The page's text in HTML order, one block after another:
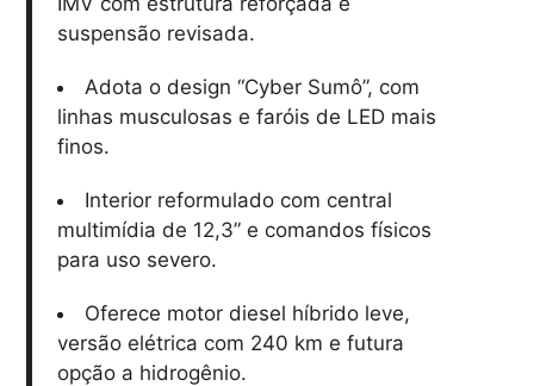
suspensão revisada.
Adota o design “Cyber Sumô”, com
linhas musculosas e faróis de LED mais
finos.
Interior reformulado com central
multimídia de 12,3” e comandos físicos
para uso severo.
Oferece motor diesel híbrido leve,
versão elétrica com 240 km e futura
opção a hidrogênio.